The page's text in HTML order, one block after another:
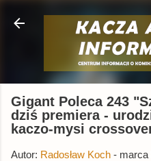
Przejdź do
Gigant Poleca 243
dziś premiera -
kaczo-mysi
Autor: Radosław Koch - marca